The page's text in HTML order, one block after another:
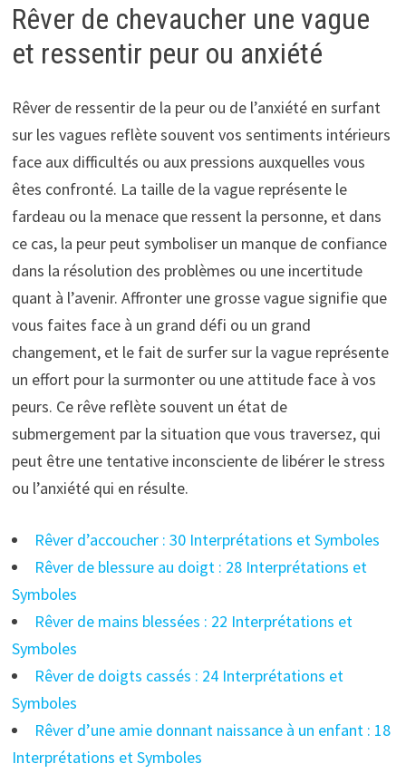
Rêver de chevaucher une vague
et ressentir peur ou anxiété
Rêver de ressentir de la peur ou de l’anxiété en surfant
sur les vagues reflète souvent vos sentiments intérieurs
face aux difficultés ou aux pressions auxquelles vous
êtes confronté. La taille de la vague représente le
fardeau ou la menace que ressent la personne, et dans
ce cas, la peur peut symboliser un manque de confiance
dans la résolution des problèmes ou une incertitude
quant à l’avenir. Affronter une grosse vague signifie que
vous faites face à un grand défi ou un grand
changement, et le fait de surfer sur la vague représente
un effort pour la surmonter ou une attitude face à vos
peurs. Ce rêve reflète souvent un état de
submergement par la situation que vous traversez, qui
peut être une tentative inconsciente de libérer le stress
ou l’anxiété qui en résulte.
Rêver d’accoucher : 30 Interprétations et Symboles
Rêver de blessure au doigt : 28 Interprétations et
Symboles
Rêver de mains blessées : 22 Interprétations et
Symboles
Rêver de doigts cassés : 24 Interprétations et
Symboles
Rêver d’une amie donnant naissance à un enfant : 18
Interprétations et Symboles